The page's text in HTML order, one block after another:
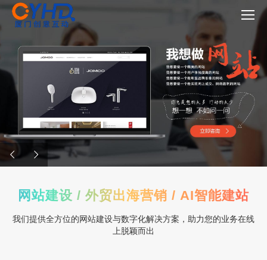
网站建设 / 外贸出海营销 / AI智能建站
我们提供全方位的网站建设与数字化解决方案，助力您的业务在线
上脱颖而出